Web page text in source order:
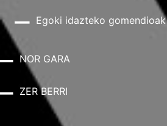
Egoki idazteko gomendioak
NOR GARA
ZER BERRI